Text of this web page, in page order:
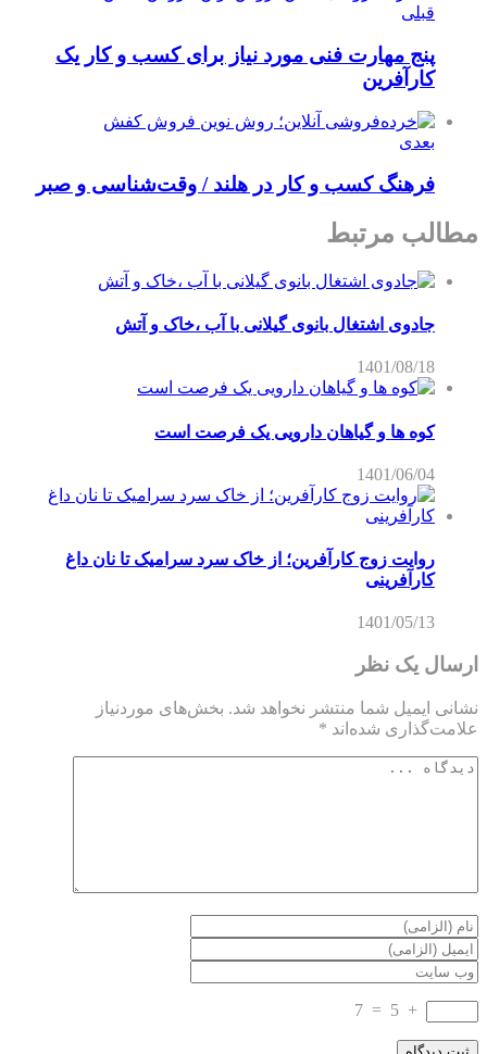
قبلی
پنج مهارت فنی مورد نیاز برای کسب و کار یک
کارآفرین
بعدی
فرهنگ کسب‌ و کار در هلند / وقت‌شناسی و صبر
مطالب مرتبط
جادوی اشتغال بانوی گیلانی با آب ،خاک و آتش
1401/08/18
کوه ها و گیاهان دارویی یک فرصت است
1401/06/04
روایت زوج کارآفرین؛ از خاک سرد سرامیک تا نان داغ
کارآفرینی
1401/05/13
ارسال یک نظر
نشانی ایمیل شما منتشر نخواهد شد. بخش‌های موردنیاز
علامت‌گذاری شده‌اند *
+
5
=
7